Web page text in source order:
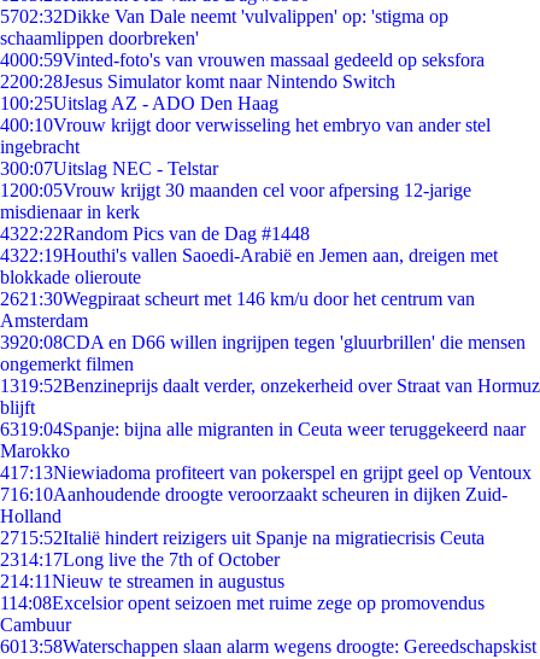
5702:32Dikke Van Dale neemt 'vulvalippen' op: 'stigma op
schaamlippen doorbreken'
4000:59Vinted-foto's van vrouwen massaal gedeeld op seksfora
2200:28Jesus Simulator komt naar Nintendo Switch
100:25Uitslag AZ - ADO Den Haag
400:10Vrouw krijgt door verwisseling het embryo van ander stel
ingebracht
300:07Uitslag NEC - Telstar
1200:05Vrouw krijgt 30 maanden cel voor afpersing 12-jarige
misdienaar in kerk
4322:22Random Pics van de Dag #1448
4322:19Houthi's vallen Saoedi-Arabië en Jemen aan, dreigen met
blokkade olieroute
2621:30Wegpiraat scheurt met 146 km/u door het centrum van
Amsterdam
3920:08CDA en D66 willen ingrijpen tegen 'gluurbrillen' die mensen
ongemerkt filmen
1319:52Benzineprijs daalt verder, onzekerheid over Straat van Hormuz
blijft
6319:04Spanje: bijna alle migranten in Ceuta weer teruggekeerd naar
Marokko
417:13Niewiadoma profiteert van pokerspel en grijpt geel op Ventoux
716:10Aanhoudende droogte veroorzaakt scheuren in dijken Zuid-
Holland
2715:52Italië hindert reizigers uit Spanje na migratiecrisis Ceuta
2314:17Long live the 7th of October
214:11Nieuw te streamen in augustus
114:08Excelsior opent seizoen met ruime zege op promovendus
Cambuur
6013:58Waterschappen slaan alarm wegens droogte: Gereedschapskist